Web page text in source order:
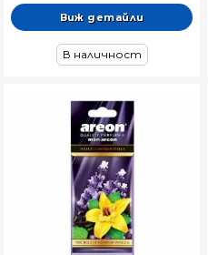
Виж детайли
В наличност